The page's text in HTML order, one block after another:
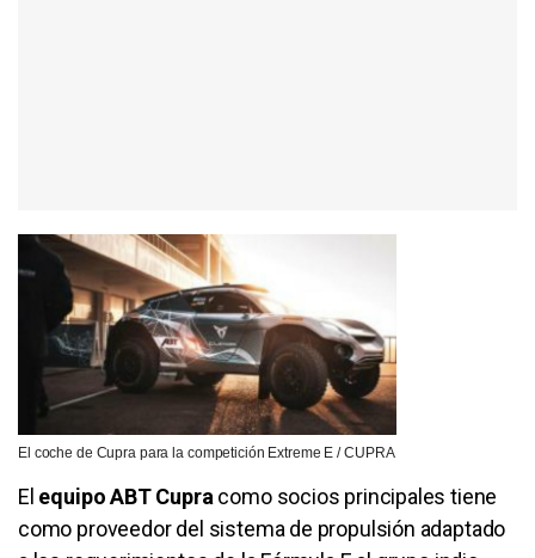
El coche de Cupra para la competición Extreme E / CUPRA
El equipo ABT Cupra como socios principales tiene
como proveedor del sistema de propulsión adaptado